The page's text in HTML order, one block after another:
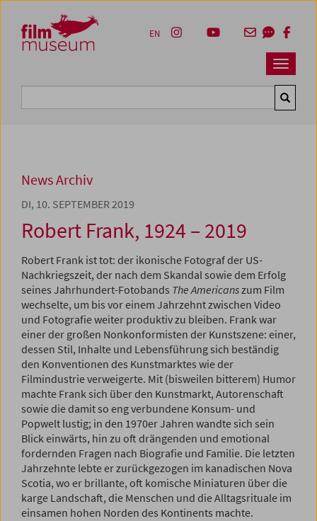
Zum Inhalt
Zum Hauptmenü
Zur Servicenavigation
Zum Suche
Navbar
EN
News Archiv
DI, 10. SEPTEMBER 2019
Robert Frank, 1924 – 2019
Robert Frank ist tot: der ikonische Fotograf der US-
Nachkriegszeit, der nach dem Skandal sowie dem Erfolg
seines Jahrhundert-Fotobands The Americanszum Film
wechselte, um bis vor einem Jahrzehnt zwischen Video
und Fotografie weiter produktiv zu bleiben. Frank war
einer der großen Nonkonformisten der Kunstszene: einer,
dessen Stil, Inhalte und Lebensführung sich beständig
den Konventionen des Kunstmarktes wie der
Filmindustrie verweigerte. Mit (bisweilen bitterem) Humor
machte Frank sich über den Kunstmarkt, Autorenschaft
sowie die damit so eng verbundene Konsum- und
Popwelt lustig; in den 1970er Jahren wandte sich sein
Blick einwärts, hin zu oft drängenden und emotional
fordernden Fragen nach Biografie und Familie. Die letzten
Jahrzehnte lebte er zurückgezogen im kanadischen Nova
Scotia, wo er brillante, oft komische Miniaturen über die
karge Landschaft, die Menschen und die Alltagsrituale im
einsamen hohen Norden des Kontinents machte.